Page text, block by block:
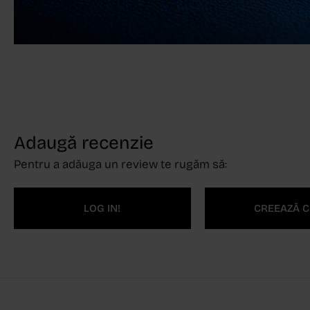
Adaugă recenzie
Pentru a adăuga un review te rugăm să:
LOG IN! CREEAZĂ